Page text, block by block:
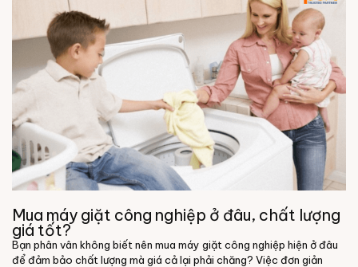
Mua máy giặt công nghiệp ở đâu, chất lượng
giá tốt?
Bạn phân vân không biết nên mua máy giặt công nghiệp hiện ở đâu
để đảm bảo chất lượng mà giá cả lại phải chăng? Việc đơn giản